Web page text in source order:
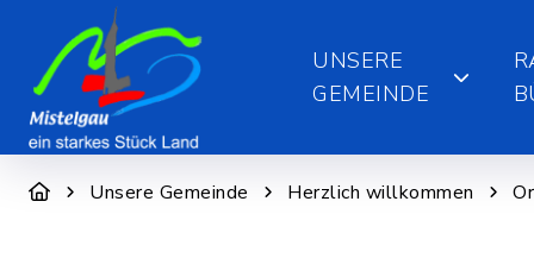
UNSERE
GEMEINDE
Unsere Gemeinde Herzlich willkommen